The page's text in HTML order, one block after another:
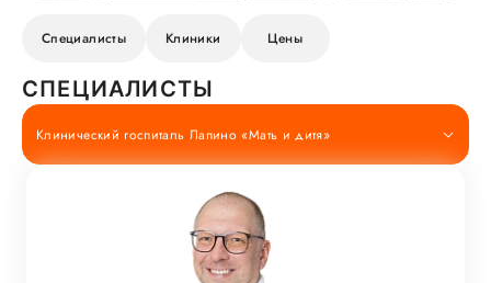
Специалисты Клиники Цены
СПЕЦИАЛИСТЫ
Клинический госпиталь Лапино «Мать и дитя»